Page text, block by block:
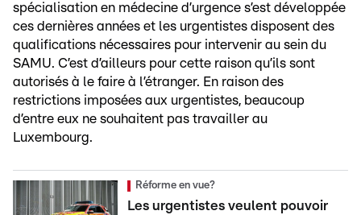
spécialisation en médecine d’urgence s’est développée
ces dernières années et les urgentistes disposent des
qualifications nécessaires pour intervenir au sein du
SAMU. C’est d’ailleurs pour cette raison qu’ils sont
autorisés à le faire à l’étranger. En raison des
restrictions imposées aux urgentistes, beaucoup
d’entre eux ne souhaitent pas travailler au
Luxembourg.
Réforme en vue?
Les urgentistes veulent pouvoir